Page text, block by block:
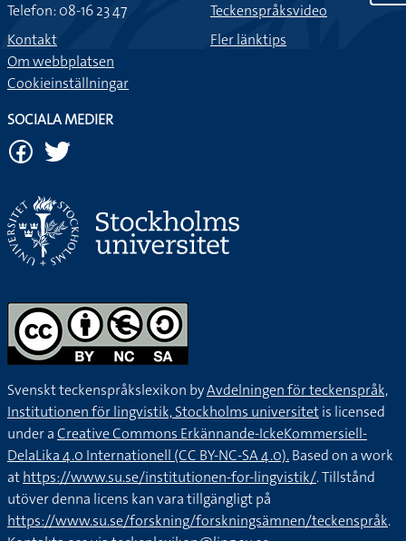
Telefon: 08-16 23 47
Kontakt
Om webbplatsen
Cookieinställningar
Teckenspråksvideo
Fler länktips
SOCIALA MEDIER
Svenskt teckenspråkslexikon byAvdelningen för teckenspråk,
Institutionen för lingvistik, Stockholms universitetis licensed
under aCreative Commons Erkännande-IckeKommersiell-
DelaLika 4.0 Internationell (CC BY-NC-SA 4.0).Based on a work
athttps://www.su.se/institutionen-for-lingvistik/. Tillstånd
utöver denna licens kan vara tillgängligt på
https://www.su.se/forskning/forskningsämnen/teckenspråk.